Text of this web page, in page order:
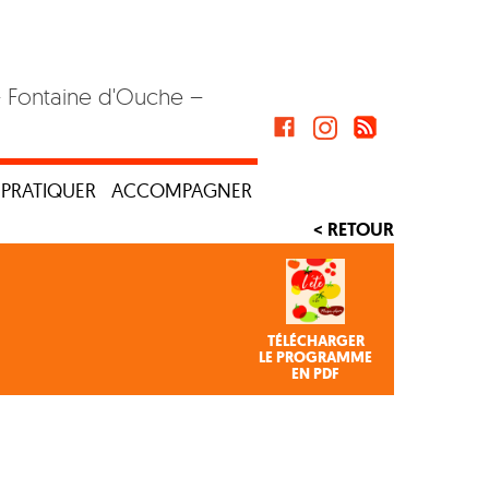
d'Ouche –
PRATIQUER ACCOMPAGNER
< RETOUR
TÉLÉCHARGER
LE PROGRAMME
EN PDF